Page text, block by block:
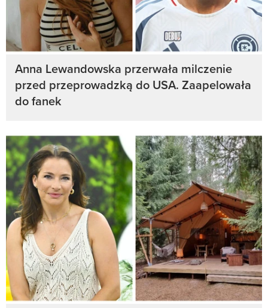
Anna Lewandowska przerwała milczenie
przed przeprowadzką do USA. Zaapelowała
do fanek